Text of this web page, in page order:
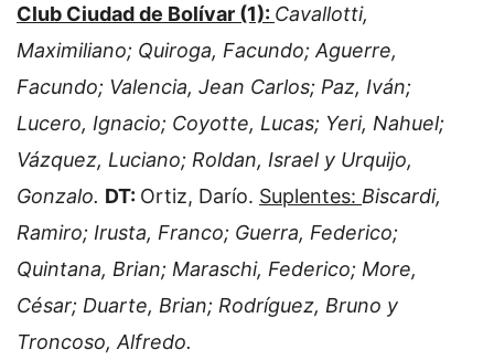
Club Ciudad de Bolívar (1): Cavallotti,
Maximiliano; Quiroga, Facundo; Aguerre,
Facundo; Valencia, Jean Carlos; Paz, Iván;
Lucero, Ignacio; Coyotte, Lucas; Yeri, Nahuel;
Vázquez, Luciano; Roldan, Israel y Urquijo,
Gonzalo. DT: Ortiz, Darío. Suplentes: Biscardi,
Ramiro; Irusta, Franco; Guerra, Federico;
Quintana, Brian; Maraschi, Federico; More,
César; Duarte, Brian; Rodríguez, Bruno y
Troncoso, Alfredo.